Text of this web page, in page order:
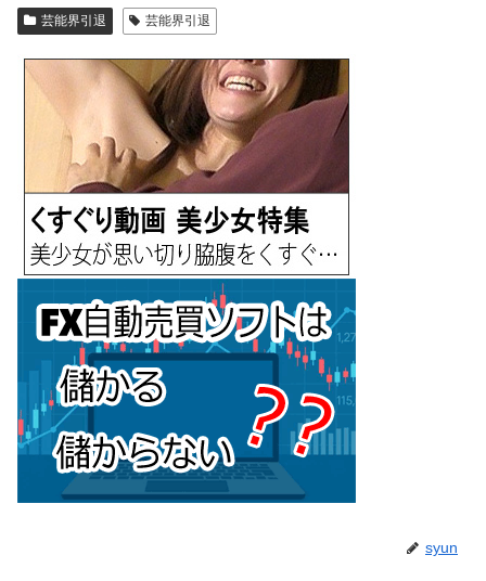
芸能界引退 芸能界引退
syun